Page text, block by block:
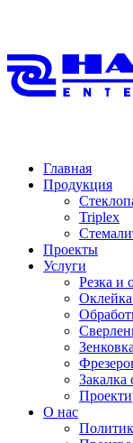
Главная
Продукция
Triplex
Проекты
Услуги
Резка и
Оклейка
Закалка
О нас